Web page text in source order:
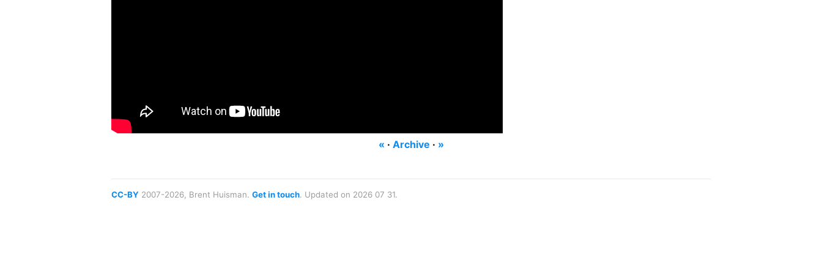
« · Archive · »
CC-BY 2007-2026, Brent Huisman. Get in touch. Updated on 2026 07 31.